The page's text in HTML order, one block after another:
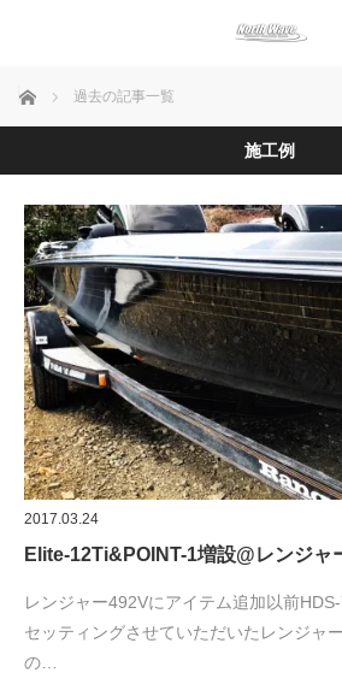
ホーム 過去の記事一覧
施工例
2017.03.24
Elite-12Ti&POINT-1増設@レンジャ
レンジャー492Vにアイテム追加以前
セッティングさせていただいたレンジャ
の…